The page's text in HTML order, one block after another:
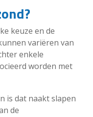
keuze en de
variëren van
enkele
worden met
is dat naakt slapen
de